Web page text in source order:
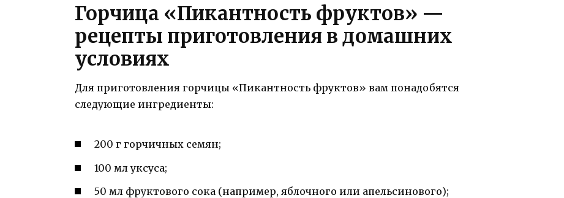
Горчица «Пикантность фруктов» —
рецепты приготовления в домашних
условиях
Для приготовления горчицы «Пикантность фруктов» вам понадобятся
следующие ингредиенты:
200 г горчичных семян;
100 мл уксуса;
50 мл фруктового сока (например, яблочного или апельсинового);